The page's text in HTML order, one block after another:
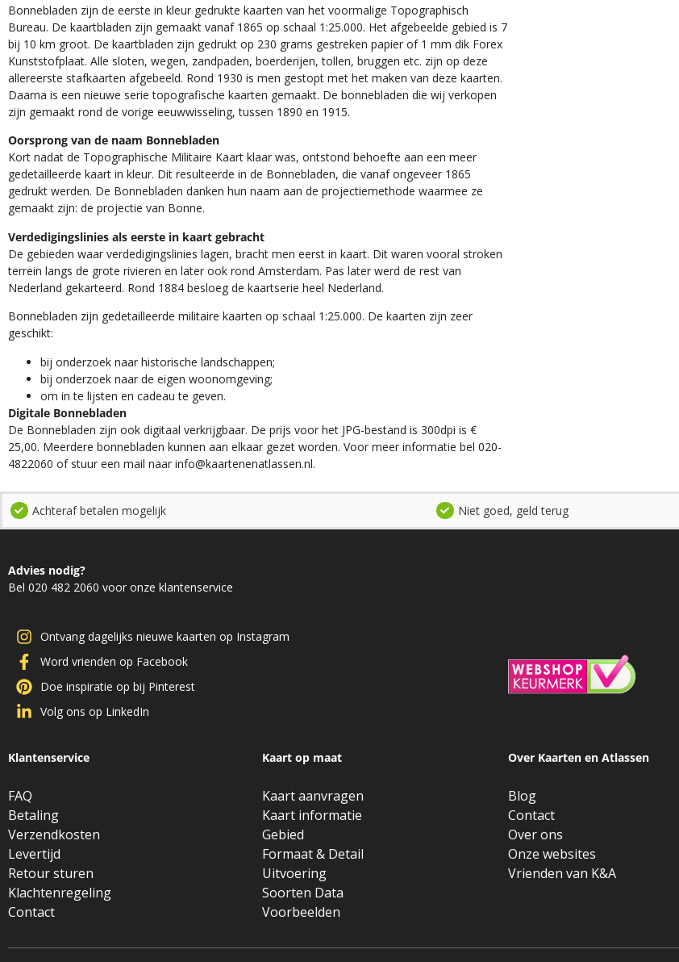
Bonnebladen zijn de eerste in kleur gedrukte kaarten van het voormalige Topographisch
Bureau. De kaartbladen zijn gemaakt vanaf 1865 op schaal 1:25.000. Het afgebeelde gebied is 7
bij 10 km groot. De kaartbladen zijn gedrukt op 230 grams gestreken papier of 1 mm dik Forex
Kunststofplaat. Alle sloten, wegen, zandpaden, boerderijen, tollen, bruggen etc. zijn op deze
allereerste stafkaarten afgebeeld. Rond 1930 is men gestopt met het maken van deze kaarten.
Daarna is een nieuwe serie topografische kaarten gemaakt. De bonnebladen die wij verkopen
zijn gemaakt rond de vorige eeuwwisseling, tussen 1890 en 1915.
Oorsprong van de naam Bonnebladen
Kort nadat de Topographische Militaire Kaart klaar was, ontstond behoefte aan een meer
gedetailleerde kaart in kleur. Dit resulteerde in de Bonnebladen, die vanaf ongeveer 1865
gedrukt werden. De Bonnebladen danken hun naam aan de projectiemethode waarmee ze
gemaakt zijn: de projectie van Bonne.
Verdedigingslinies als eerste in kaart gebracht
De gebieden waar verdedigingslinies lagen, bracht men eerst in kaart. Dit waren vooral stroken
terrein langs de grote rivieren en later ook rond Amsterdam. Pas later werd de rest van
Nederland gekarteerd. Rond 1884 besloeg de kaartserie heel Nederland.
Bonnebladen zijn gedetailleerde militaire kaarten op schaal 1:25.000. De kaarten zijn zeer
geschikt:​
​bij onderzoek naar historische landschappen;
bij onderzoek naar de eigen woonomgeving;
om in te lijsten en cadeau te geven.
Digitale Bonnebladen
De Bonnebladen zijn ook digitaal verkrijgbaar. De prijs voor het JPG-bestand is 300dpi is €
25,00. Meerdere bonnebladen kunnen aan elkaar gezet worden. Voor meer informatie bel 020-
4822060 of stuur een mail naar info@kaartenenatlassen.nl.
Achteraf betalen mogelijk Niet goed, geld terug
Advies nodig?
Bel 020 482 2060 voor onze klantenservice
Ontvang dagelijks nieuwe kaarten op Instagram
Word vrienden op Facebook
Doe inspiratie op bij Pinterest
Volg ons op LinkedIn
Klantenservice
FAQ
Betaling
Verzendkosten
Levertijd
Retour sturen
Klachtenregeling
Contact
Kaart op maat
Kaart aanvragen
Kaart informatie
Gebied
Formaat & Detail
Uitvoering
Soorten Data
Voorbeelden
Over Kaarten en Atlassen
Blog
Contact
Over ons
Onze websites
Vrienden van K&A